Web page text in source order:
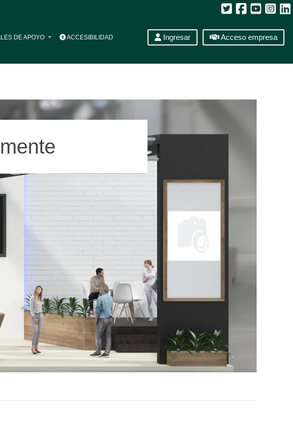
DE APOYO ACCESIBILIDAD Ingresar Acceso empresa